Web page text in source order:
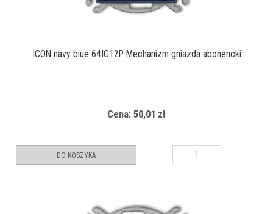
ICON navy blue 64IG12P Mechanizm gniazda abonencki
Cena: 50,01 zł
DO KOSZYKA